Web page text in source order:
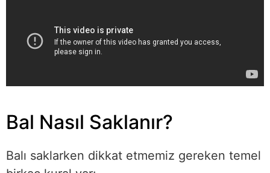
Bal Nasıl Saklanır?
Balı saklarken dikkat etmemiz gereken temel